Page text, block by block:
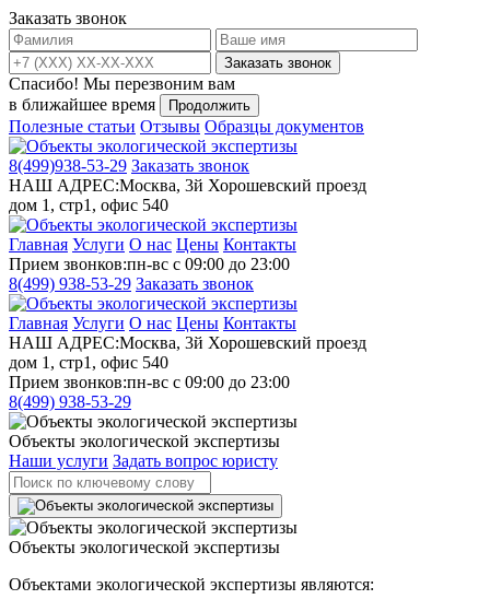
Заказать звонок
Заказать звонок
Спасибо! Мы перезвоним вам
в ближайшее время
Продолжить
Полезные статьи Отзывы Образцы документов
8(499)938-53-29 Заказать звонок
НАШ АДРЕС:Москва, 3й Хорошевский проезд
дом 1, стр1, офис 540
Главная Услуги О нас Цены Контакты
Прием звонков:пн-вс с 09:00 до 23:00
8(499) 938-53-29 Заказать звонок
Главная Услуги О нас Цены Контакты
НАШ АДРЕС:Москва, 3й Хорошевский проезд
дом 1, стр1, офис 540
Прием звонков:пн-вс с 09:00 до 23:00
8(499) 938-53-29
Объекты экологической экспертизы
Наши услуги Задать вопрос юристу
Объекты экологической экспертизы
Объектами экологической экспертизы являются: